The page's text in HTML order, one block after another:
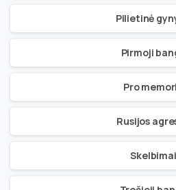
Pilietinė
Pirmoji
Pro
Rusijos
Skelbimai